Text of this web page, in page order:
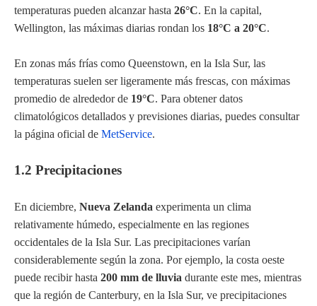
temperaturas pueden alcanzar hasta 26°C. En la capital,
Wellington, las máximas diarias rondan los 18°C a 20°C.
En zonas más frías como Queenstown, en la Isla Sur, las
temperaturas suelen ser ligeramente más frescas, con máximas
promedio de alrededor de 19°C. Para obtener datos
climatológicos detallados y previsiones diarias, puedes consultar
la página oficial de MetService.
1.2 Precipitaciones
En diciembre, Nueva Zelanda experimenta un clima
relativamente húmedo, especialmente en las regiones
occidentales de la Isla Sur. Las precipitaciones varían
considerablemente según la zona. Por ejemplo, la costa oeste
puede recibir hasta 200 mm de lluvia durante este mes, mientras
que la región de Canterbury, en la Isla Sur, ve precipitaciones